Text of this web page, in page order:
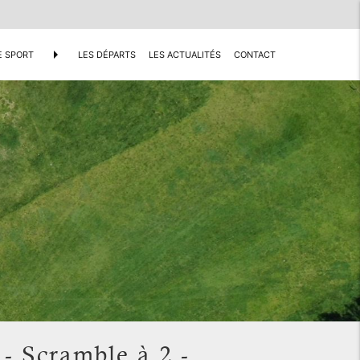
SPORT arrow_right LES DÉPARTS LES ACTUALITÉS CONTACT